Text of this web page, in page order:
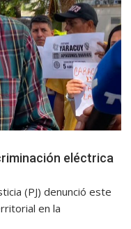
eléctrica
(PJ) denunció este
en la